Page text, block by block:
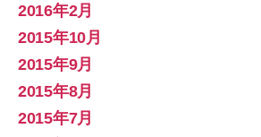
2016年2月
2015年10月
2015年9月
2015年8月
2015年7月